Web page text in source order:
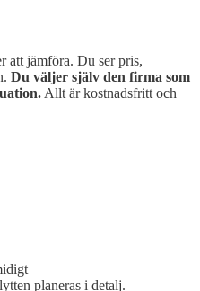
att jämföra. Du ser pris,
Du väljer själv den firma som
Allt är kostnadsfritt och
planeras i detalj.